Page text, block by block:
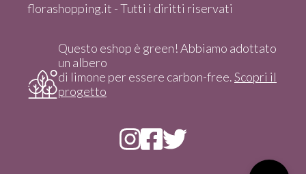
florashopping.it - Tutti i diritti riservati
Questo eshop è green! Abbiamo adottato
un albero
di limone per essere carbon-free.Scopri il
progetto